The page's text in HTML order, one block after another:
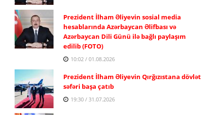
Prezident İlham Əliyevin sosial media
hesablarında Azərbaycan Əlifbası və
Azərbaycan Dili Günü ilə bağlı paylaşım
edilib (FOTO)
10:02 / 01.08.2026
Prezident İlham Əliyevin Qırğızıstana dövlət
səfəri başa çatıb
19:30 / 31.07.2026